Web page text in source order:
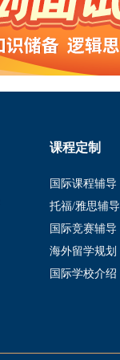
课程定制
国际课程辅导
托福/雅思辅导
国际竞赛辅导
海外留学规划
国际学校介绍